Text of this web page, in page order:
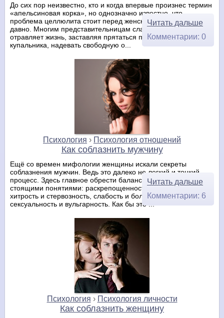
До сих пор неизвестно, кто и когда впервые произнес термин
«апельсиновая корка», но однозначно известно, что
проблема целлюлита стоит перед женским населением уже
давно. Многим представительницам слабого пола целлюлит
отравляет жизнь, заставляя прятаться под шорты
купальника, надевать свободную о...
Читать дальше
Комментарии: 0
Психология › Психология отношений
Как соблазнить мужчину
Ещё со времен мифологии женщины искали секреты
соблазнения мужчин. Ведь это далеко не легкий и тонкий
процесс. Здесь главное обрести баланс между такими рядом
стоящими понятиями: раскрепощенность и пошлость,
хитрость и стервозность, слабость и болезненность,
сексуальность и вульгарность. Как бы это ...
Читать дальше
Комментарии: 6
Психология › Психология личности
Как соблазнить женщину